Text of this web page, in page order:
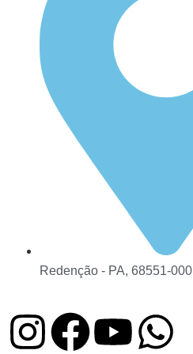
Redenção - PA, 68551-000